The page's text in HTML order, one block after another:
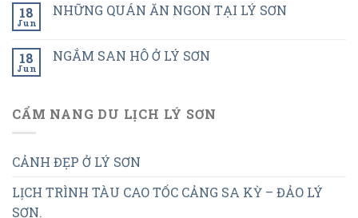
18
Jun
NHỮNG QUÁN ĂN NGON TẠI LÝ SƠN
18
Jun
NGẮM SAN HÔ Ở LÝ SƠN
CẨM NANG DU LỊCH LÝ SƠN
CẢNH ĐẸP Ở LÝ SƠN
LỊCH TRÌNH TÀU CAO TỐC CẢNG SA KỲ – ĐẢO LÝ
SƠN.